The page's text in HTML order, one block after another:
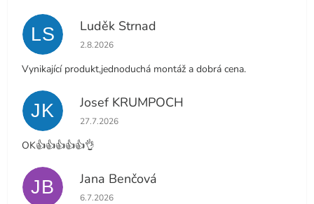
LS Luděk Strnad
Hodnocení obchodu je 5 z 5 hvězdiček.
2.8.2026
Vynikající produkt,jednoduchá montáž a dobrá cena.
JK Josef KRUMPOCH
Hodnocení obchodu je 5 z 5 hvězdiček.
27.7.2026
OK👍👍👍👍👍👌
JB Jana Benčová
Hodnocení obchodu je 5 z 5 hvězdiček.
6.7.2026